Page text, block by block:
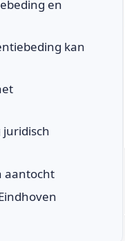
en
kan
aantocht